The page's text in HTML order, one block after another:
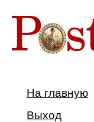
На главную
Выход